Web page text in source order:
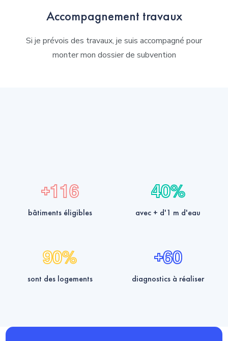
Accompagnement travaux
Si je prévois des travaux, je suis accompagné pour
monter mon dossier de subvention
+116
bâtiments éligibles
40%
avec + d'1 m d'eau
90%
sont des logements
+60
diagnostics à réaliser